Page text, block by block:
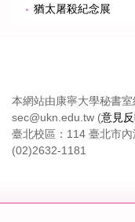
猶太屠殺紀念展
本網站由康寧大學秘書
sec@ukn.edu.tw (意見
臺北校區：114 臺北市
(02)2632-1181